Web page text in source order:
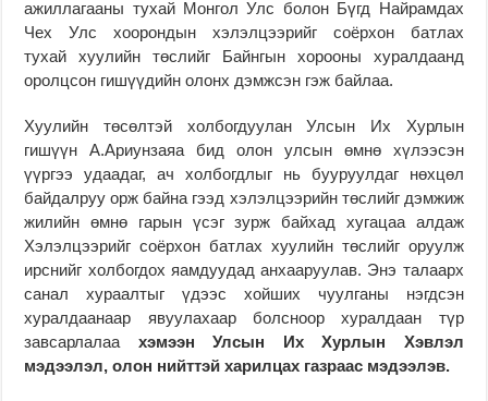
ажиллагааны тухай Монгол Улс болон Бүгд Найрамдах
Чех Улс хоорондын хэлэлцээрийг соёрхон батлах
тухай хуулийн төслийг Байнгын хорооны хуралдаанд
оролцсон гишүүдийн олонх дэмжсэн гэж байлаа.
Хуулийн төсөлтэй холбогдуулан Улсын Их Хурлын
гишүүн А.Ариунзаяа бид олон улсын өмнө хүлээсэн
үүргээ удаадаг, ач холбогдлыг нь бууруулдаг нөхцөл
байдалруу орж байна гээд хэлэлцээрийн төслийг дэмжиж
жилийн өмнө гарын үсэг зурж байхад хугацаа алдаж
Хэлэлцээрийг соёрхон батлах хуулийн төслийг оруулж
ирснийг холбогдох яамдуудад анхааруулав. Энэ талаарх
санал хураалтыг үдээс хойших чуулганы нэгдсэн
хуралдаанаар явуулахаар болсноор хуралдаан түр
завсарлалаа хэмээн Улсын Их Хурлын Хэвлэл
мэдээлэл, олон нийттэй харилцах газраас мэдээлэв.